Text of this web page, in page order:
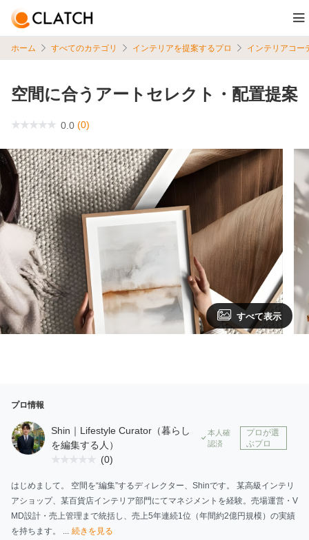
ホーム すべてのカテゴリ インテリアを提案するプロ インテリアコー
空間に合うアートセレクト・配置提案
0.0 (0)
すべて表示
プロ情報
Shin｜Lifestyle Curator（暮らし
を編集する人）
本人確
認済
プロが選
ぶプロ
(0)
はじめまして。 空間を“編集”するディレクター、Shinです。 某高級インテリ
アショップ、某百貨店インテリア部門にてマネジメントを経験。売場運営・V
MD設計・売上管理まで統括し、売上5年連続1位（年間約2億円規模）の実績
を持ちます。 ...
続きを見る